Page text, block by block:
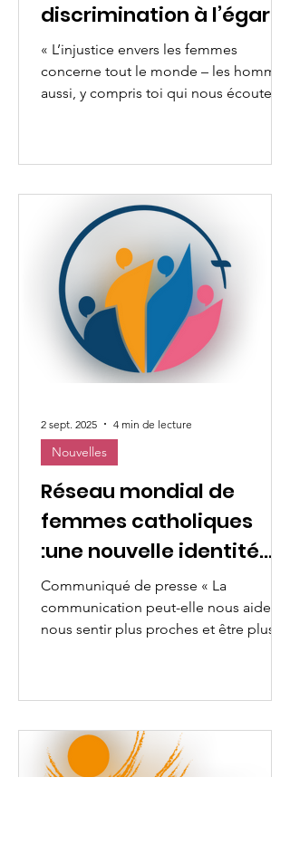
discrimination à l’égard
des femmes
« L’injustice envers les femmes
concerne tout le monde – les hommes
aussi, y compris toi qui nous écoutes. »
Réseau mondial de
femmes catholiques
:une nouvelle identité
visuelle
Communiqué de presse « La
communication peut-elle nous aider à
nous sentir plus proches et être plus
Nouvelles
2 sept. 2025 4 min de lecture